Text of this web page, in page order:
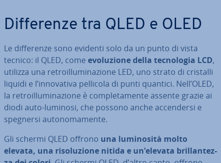
Dif­fe­ren­ze tra QLED e OLED
Le dif­fe­ren­ze sono evidenti solo da un punto di vista
tecnico: il QLED, come evo­lu­zio­ne della tec­no­lo­gia LCD,
utilizza una re­troil­lu­mi­na­zio­ne LED, uno strato di cristalli
liquidi e l’in­no­va­ti­va pellicola di punti quantici. Nell’OLED,
la re­troil­lu­mi­na­zio­ne è com­ple­ta­men­te assente grazie ai
diodi auto-luminosi, che possono anche ac­cen­der­si e
spegnersi au­to­no­ma­men­te.
Gli schermi QLED offrono una lu­mi­no­si­tà molto
elevata, una ri­so­lu­zio­ne nitida e un’elevata bril­lan­tez­